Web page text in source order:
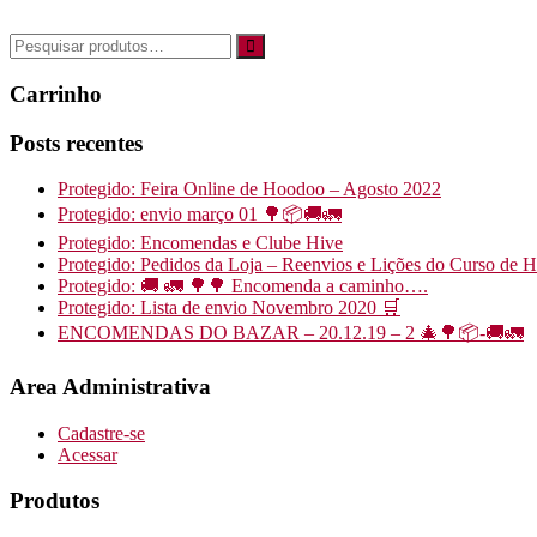
Carrinho
Posts recentes
Protegido: Feira Online de Hoodoo – Agosto 2022
Protegido: envio março 01 🌳📦🚚🚛
Protegido: Encomendas e Clube Hive
Protegido: Pedidos da Loja – Reenvios e Lições do Curso de
Protegido: 🚚 🚛 🌳🌳 Encomenda a caminho….
Protegido: Lista de envio Novembro 2020 🛒
ENCOMENDAS DO BAZAR – 20.12.19 – 2 🎄🌳📦-🚚🚛
Area Administrativa
Cadastre-se
Acessar
Produtos